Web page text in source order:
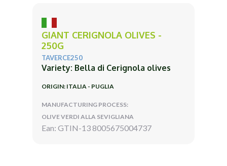
GIANT CERIGNOLA OLIVES -
250G
TAVERCE250
Variety: Bella di Cerignola olives
ORIGIN: ITALIA - PUGLIA
MANUFACTURING PROCESS:
OLIVE VERDI ALLA SEVIGLIANA
Ean: GTIN-13 8005675004737